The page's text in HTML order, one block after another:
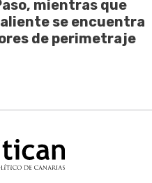
mientras que
se encuentra
de perimetraje